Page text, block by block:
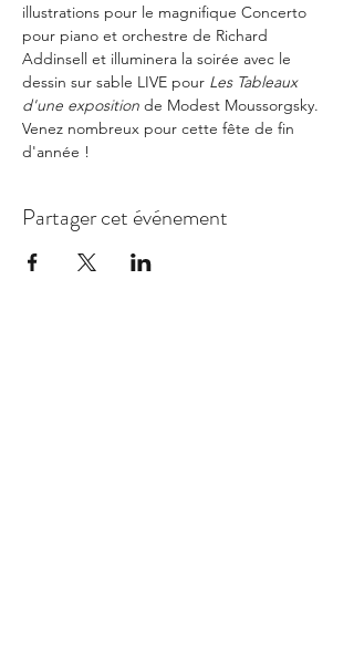
illustrations pour le magnifique Concerto
pour piano et orchestre de Richard
Addinsell et illuminera la soirée avec le
dessin sur sable LIVE pour Les Tableaux
d'une exposition de Modest Moussorgsky.
Venez nombreux pour cette fête de fin
d'année !
Partager cet événement